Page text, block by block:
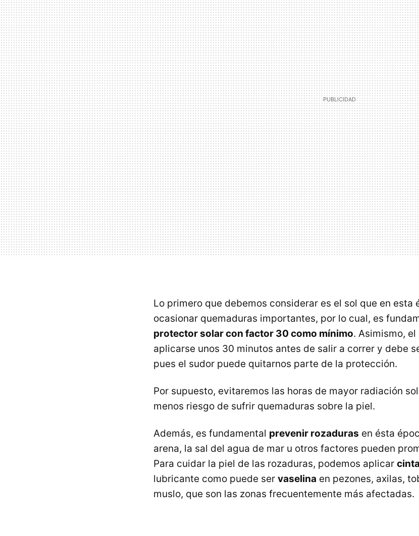
Lo primero que debemos considerar es el sol que en esta
ocasionar quemaduras importantes, por lo cual, es
protector solar con factor 30 como mínimo. Asimismo,
aplicarse unos 30 minutos antes de salir a correr y debe
pues el sudor puede quitarnos parte de la protección.
Por supuesto, evitaremos las horas de mayor radiación
menos riesgo de sufrir quemaduras sobre la piel.
Además, es fundamental prevenir rozaduras en ésta
arena, la sal del agua de mar u otros factores pueden
Para cuidar la piel de las rozaduras, podemos aplicar
lubricante como puede ser vaselina en pezones, axilas,
muslo, que son las zonas frecuentemente más afectadas.